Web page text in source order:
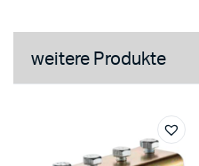
weitere Produkte